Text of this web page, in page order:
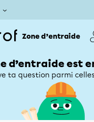
Zone d’entraide
d’entraide est
ta question parmi